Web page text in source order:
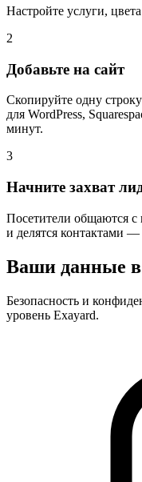
Настройте услуги,
2
Добавьте на сайт
Скопируйте одну
для WordPress,
минут.
3
Начните захват
Посетители общаются
и делятся контактами —
Ваши данные в
Безопасность и
уровень Exayard.